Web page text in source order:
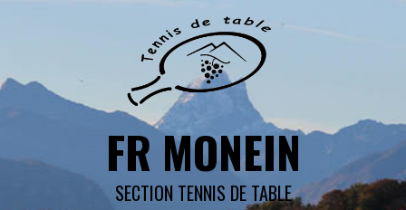
FR MONEIN
SECTION TENNIS DE TABLE